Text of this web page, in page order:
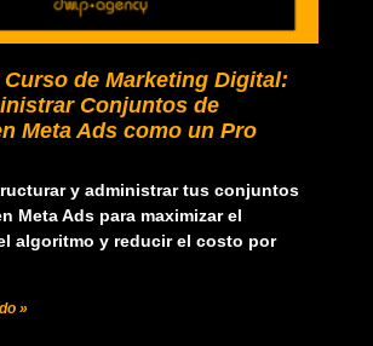
Curso de Marketing Digital:
Conjuntos de
Meta Ads como un Pro
y administrar tus conjuntos
Meta Ads para maximizar el
algoritmo y reducir el costo por
»